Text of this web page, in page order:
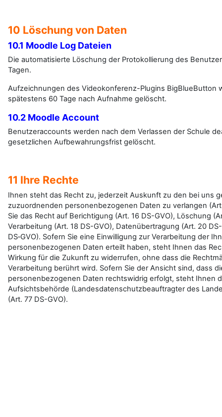
10 Löschung von Daten
10.1 Moodle Log Dateien
Die automatisierte Löschung der Protokollierung des
Tagen.
Aufzeichnungen des Videokonferenz-Plugins BigBlueButton
spätestens 60 Tage nach Aufnahme gelöscht.
10.2 Moodle Account
Benutzeraccounts werden nach dem Verlassen der Schule
gesetzlichen Aufbewahrungsfrist gelöscht.
11 Ihre Rechte
Ihnen steht das Recht zu, jederzeit Auskunft zu den bei uns
zuzuordnenden personenbezogenen Daten zu verlangen
Sie das Recht auf Berichtigung (Art. 16 DS-GVO), Löschung
Verarbeitung (Art. 18 DS-GVO), Datenübertragung (Art. 20
DS‑GVO). Sofern Sie eine Einwilligung zur Verarbeitung der
personenbezogenen Daten erteilt haben, steht Ihnen das
Wirkung für die Zukunft zu widerrufen, ohne dass die
Verarbeitung berührt wird. Sofern Sie der Ansicht sind, dass
personenbezogenen Daten rechtswidrig erfolgt, steht Ihnen
Aufsichtsbehörde (Landesdatenschutzbeauftragter des
(Art. 77 DS-GVO).